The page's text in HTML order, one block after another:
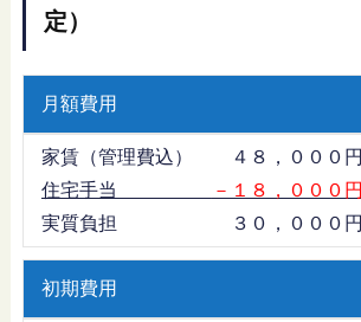
定）
月額費用
家賃（管理費込） ４８，０００円
住宅手当
－１８，０００円
実質負担 ３０，０００円
初期費用